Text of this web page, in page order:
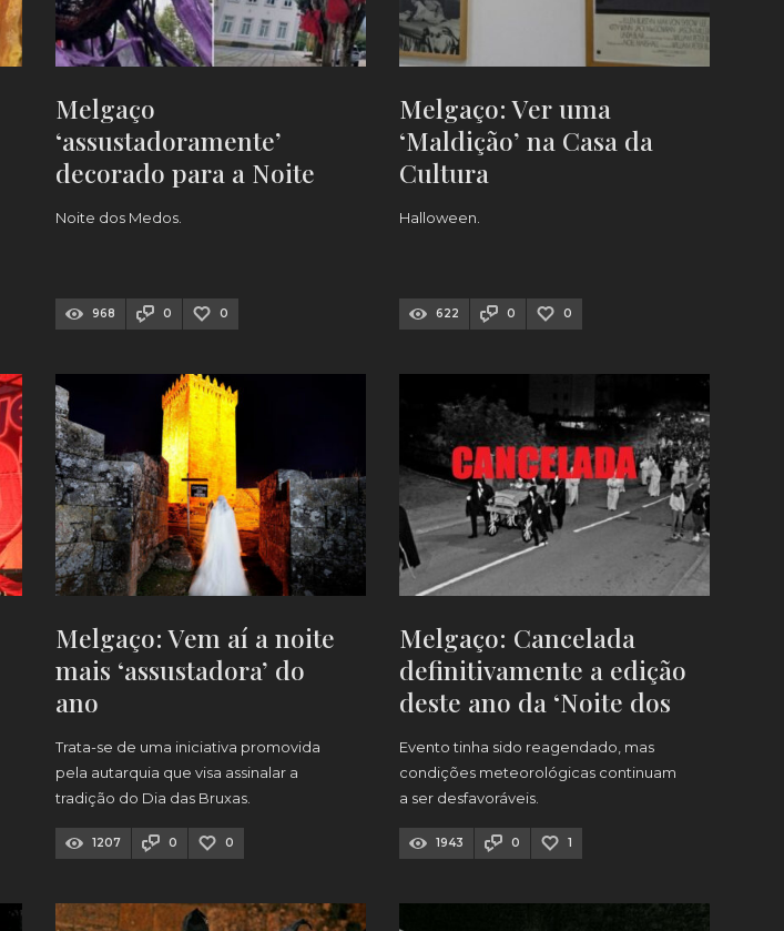
Melgaço
‘assustadoramente’
decorado para a Noite
dos Medos (veja as
Noite dos Medos.
968 0 0
Melgaço: Ver uma
‘Maldição’ na Casa da
Cultura
Halloween.
622 0 0
Melgaço: Vem aí a noite
mais ‘assustadora’ do
ano
Trata-se de uma iniciativa promovida
pela autarquia que visa assinalar a
tradição do Dia das Bruxas.
1207 0 0
Melgaço: Cancelada
definitivamente a edição
deste ano da ‘Noite dos
Medos’
Evento tinha sido reagendado, mas
condições meteorológicas continuam
a ser desfavoráveis.
1943 0 1